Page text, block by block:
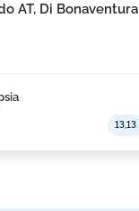
13,13
AT, Di Bonaventura